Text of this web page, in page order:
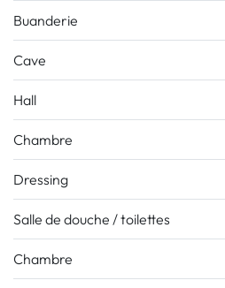
Buanderie
Cave
Hall
Chambre
Dressing
Salle de douche / toilettes
Chambre